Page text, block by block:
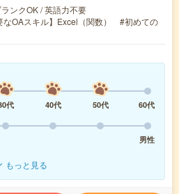
ンクOK / 英語力不要
なOAスキル】Excel（関数） #初めての
代 40代 50代
60代
男性
もっと見る